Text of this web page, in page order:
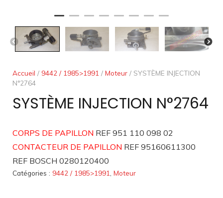
Accueil / 9442 / 1985>1991 / Moteur / SYSTÈME INJECTION
N°2764
SYSTÈME INJECTION N°2764
CORPS DE PAPILLON REF 951 110 098 02
CONTACTEUR DE PAPILLON REF 95160611300
REF BOSCH 0280120400
Catégories : 9442 / 1985>1991 Moteur